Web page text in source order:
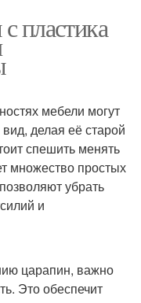
пластика
мебели могут
делая её старой
спешить менять
множество простых
убрать
и
царапин, важно
Это обеспечит